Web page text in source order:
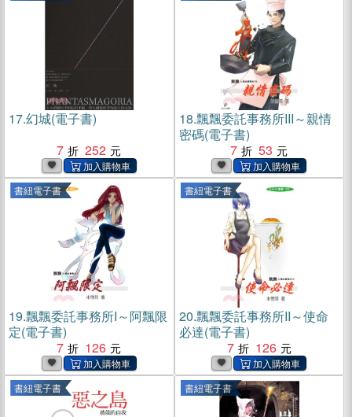
17.幻城(電子書)
7
252
18.飄飄委託事務所III～親情
密碼(電子書)
7
53
書紐電子書
19.飄飄委託事務所I～阿飄限
定(電子書)
7
126
書紐電子書
20.飄飄委託事務所II～使命
必達(電子書)
7
126
書紐電子書 書紐電子書